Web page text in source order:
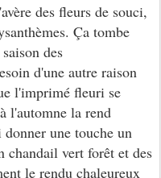
des fleurs de souci,
Ça tombe
des
d'une autre raison
l'imprimé fleuri se
l'automne la rend
une touche un
chandail vert forêt et des
le rendu chaleureux